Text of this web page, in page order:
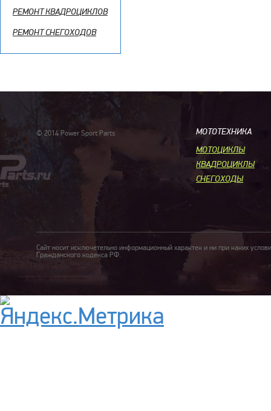
РЕМОНТ КВАДРОЦИКЛОВ
РЕМОНТ СНЕГОХОДОВ
© 2014 Power Sport Parts
МОТОТЕХНИКА
МОТОЦИКЛЫ
КВАДРОЦИКЛЫ
СНЕГОХОДЫ
Сайт носит исключетельно информационный характек и ни при каких
Гражданского кодекса РФ.